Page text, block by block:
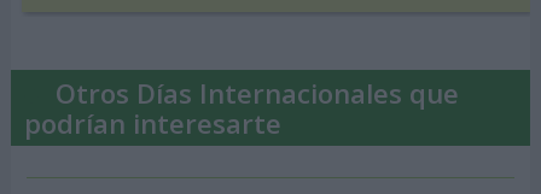
Otros Días Internacionales que
podrían interesarte